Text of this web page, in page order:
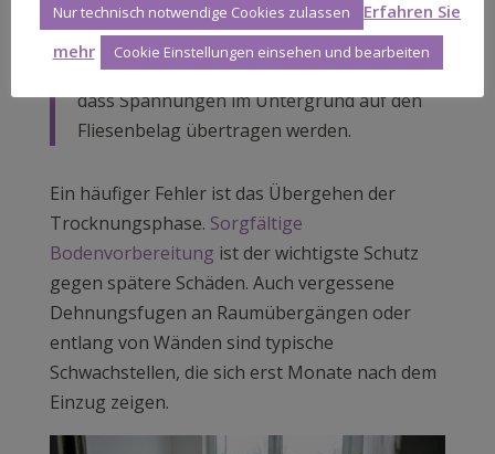
dokumentierter Untergrund gibt Ihnen im
Streitfall Sicherheit. Unterschätzen Sie auch
Entkopplungsmatten nicht: Sie verhindern,
dass Spannungen im Untergrund auf den
Fliesenbelag übertragen werden.
Ein häufiger Fehler ist das Übergehen der
Trocknungsphase. Sorgfältige
Bodenvorbereitung ist der wichtigste Schutz
gegen spätere Schäden. Auch vergessene
Dehnungsfugen an Raumübergängen oder
entlang von Wänden sind typische
Schwachstellen, die sich erst Monate nach dem
Einzug zeigen.
Nur technisch notwendige Cookies zulassen
Erfahren Sie
mehr
Cookie Einstellungen einsehen und bearbeiten